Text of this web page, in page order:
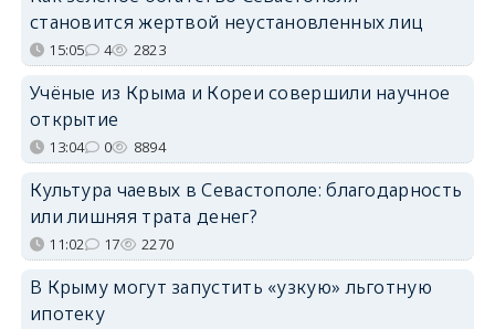
становится жертвой неустановленных лиц
15:05 4 2823
Учёные из Крыма и Кореи совершили научное
открытие
13:04 0 8894
Культура чаевых в Севастополе: благодарность
или лишняя трата денег?
11:02 17 2270
В Крыму могут запустить «узкую» льготную
ипотеку